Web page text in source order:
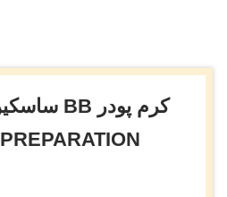
PREPARATION شماره 03